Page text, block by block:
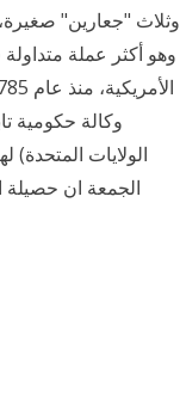
وثلاث "جعارين"
وهو أكثر عملة متداولة